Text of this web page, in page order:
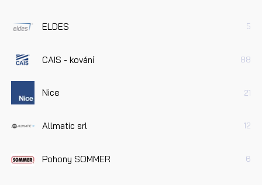
ELDES 5
CAIS - kování 88
Nice 21
Allmatic srl 12
Pohony SOMMER 6